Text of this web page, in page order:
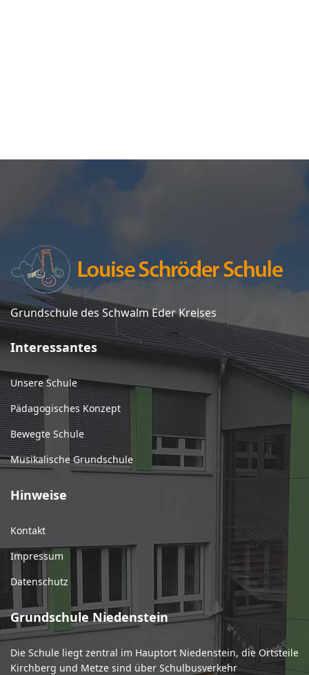
Grundschule des Schwalm Eder Kreises
Interessantes
Unsere Schule
Pädagogisches Konzept
Bewegte Schule
Musikalische Grundschule
Hinweise
Kontakt
Impressum
Datenschutz
Grundschule Niedenstein
Die Schule liegt zentral im Hauptort Niedenstein, die Ortsteile
Kirchberg und Metze sind über Schulbusverkehr